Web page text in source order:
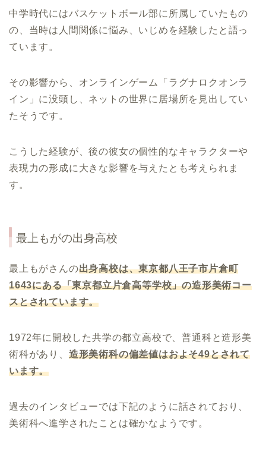
中学時代にはバスケットボール部に所属していたもの
の、当時は人間関係に悩み、いじめを経験したと語っ
ています。
その影響から、オンラインゲーム「ラグナロクオンラ
イン」に没頭し、ネットの世界に居場所を見出してい
たそうです。
こうした経験が、後の彼女の個性的なキャラクターや
表現力の形成に大きな影響を与えたとも考えられま
す。
最上もがの出身高校
最上もがさんの出身高校は、東京都八王子市片倉町
1643にある「東京都立片倉高等学校」の造形美術コー
スとされています。
1972年に開校した共学の都立高校で、普通科と造形美
術科があり、 造形美術科の偏差値はおよそ49とされて
います。
過去のインタビューでは下記のように話されており、
美術科へ進学されたことは確かなようです。